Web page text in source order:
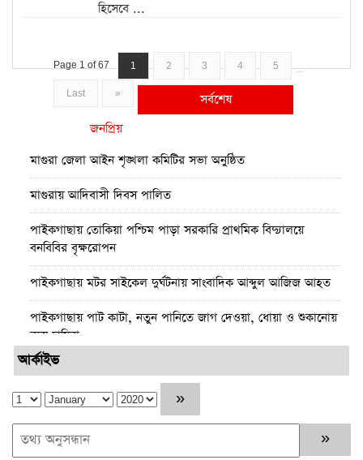
হিসেবে ...
Page 1 of 67 1 2 3 4 5 ...
Last »
সর্বশেষ
জনপ্রিয়
মাগুরা জেলা আইন শৃঙ্খলা কমিটির সভা অনুষ্ঠিত
মাগুরায় আদিবাসী দিবস পালিত
পাইকগাছায় তোকিয়া পশ্চিম পাড়া সরকারি প্রাথমিক বিদ‍্যালয়ে
বনবিবির বৃক্ষরোপন
পাইকগাছায় মটর সাইকেল দুর্ঘটনায় সাংবাদিক আব্দুল আজিজ আহত
পাইকগাছায় পাট কাটা, নতুন পানিতে জাগ দেওয়া, ধোয়া ও শুকানোয়
ব্যস্ত চাষিরা
পাইকগাছায় শ্মশানের কালী মন্দিরে দুঃসাহসিক চুরি
ডোরাকাটা মাল্টা
পাইকগাছায় নার্সারীতে গুটি কলম তৈরিতে ব্যস্ত শ্রমিক
আর্কাইভ